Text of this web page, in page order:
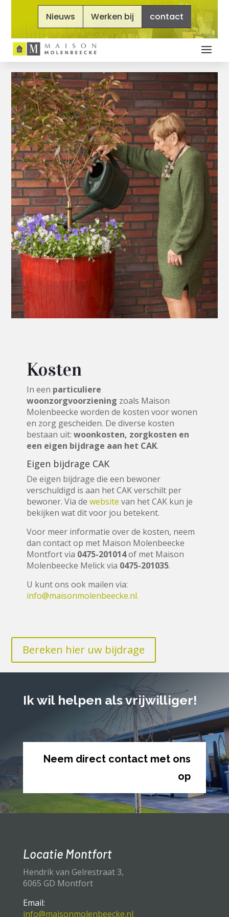
Nieuws Werken bij contact
Kosten
In een particuliere
woonzorgvoorziening zoals Maison
Molenbeecke worden de kosten voor wonen
en zorg gescheiden. De diverse kosten
bestaan uit: woonkosten, zorgkosten en
een eigen bijdrage aan het CAK.
Eigen bijdrage CAK
De eigen bijdrage die een bewoner
verschuldigd is aan het CAK verschilt per
bewoner. Via de website van het CAK kun je
bekijken wat dit voor jou betekent.
Voor meer informatie over de kosten, neem
dan contact op met Maison Molenbeecke
Montfort via 0475-201014of met Maison
Molenbeecke Melick via 0475-201035.
U kunt ons ook mailen via:
info@maisonmolenbeecke.nl.
Bereken hier uw bijdrage
Ik wil helpen als vrijwilliger!
Neem direct contact met ons
op
Locatie Montfort
Hendrik van Gelrestraat 3,
6065 GD Montfort
Email:
info@maisonmolenbeecke.nl